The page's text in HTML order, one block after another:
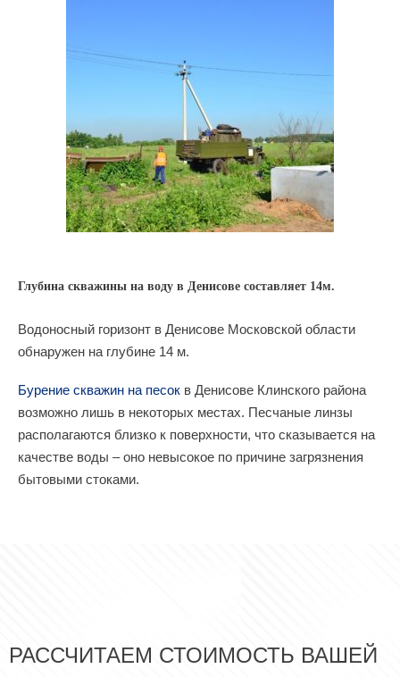
Глубина скважины на воду в Денисове составляет 14м.
Водоносный горизонт в Денисове Московской области
обнаружен на глубине 14 м.
Бурение скважин на песок в Денисове Клинского района
возможно лишь в некоторых местах. Песчаные линзы
располагаются близко к поверхности, что сказывается на
качестве воды – оно невысокое по причине загрязнения
бытовыми стоками.
РАССЧИТАЕМ СТОИМОСТЬ ВАШЕЙ